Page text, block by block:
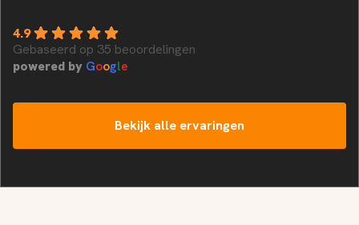
4.9
Gebaseerd op 35 beoordelingen
powered by Google
Bekijk alle ervaringen